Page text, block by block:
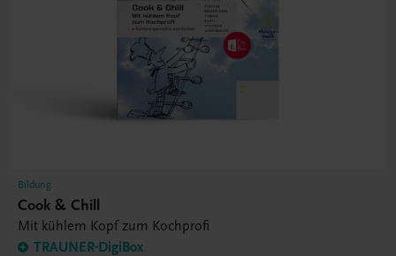
Bildung
Cook & Chill
Mit kühlem Kopf zum Kochprofi
TRAUNER-DigiBox